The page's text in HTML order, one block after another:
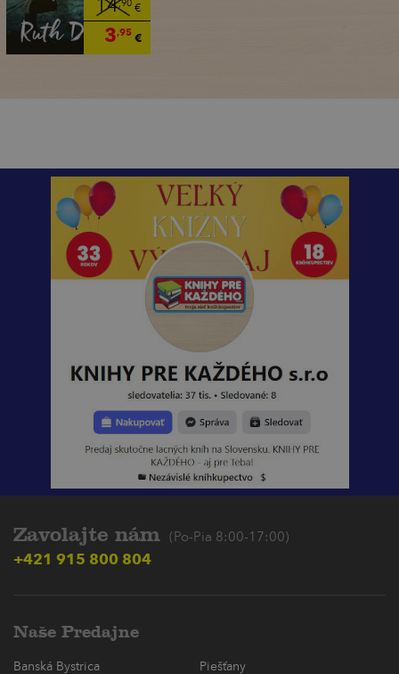
14,90€
3,95€
Zavolajte nám (Po-Pia 8:00-17:00)
+421 915 800 804
Naše Predajne
Banská Bystrica
Piešťany